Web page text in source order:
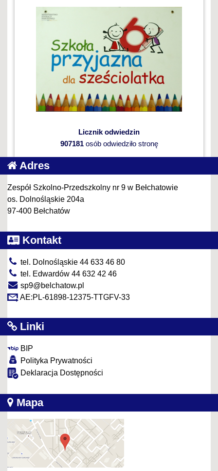
Licznik odwiedzin
907181osób odwiedziło stronę
Adres
Zespół Szkolno-Przedszkolny nr 9 w Bełchatowie
os. Dolnośląskie 204a
97-400 Bełchatów
Kontakt
tel. Dolnośląskie 44 633 46 80
tel. Edwardów 44 632 42 46
sp9@belchatow.pl
AE:PL-61898-12375-TTGFV-33
Linki
BIP
Polityka Prywatności
Deklaracja Dostępności
Mapa